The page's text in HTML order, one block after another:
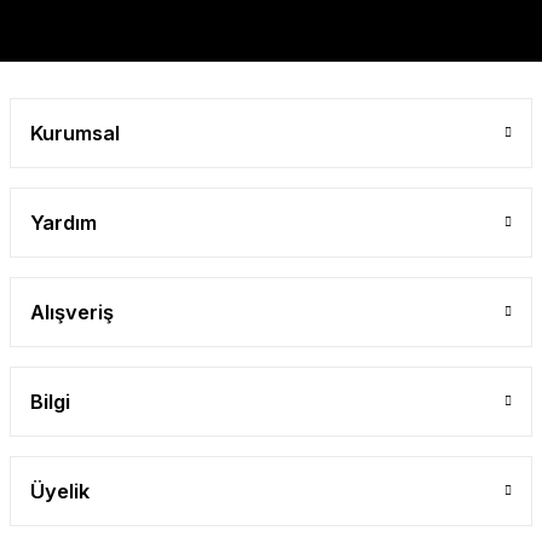
Kurumsal
Yardım
Alışveriş
Bilgi
Üyelik